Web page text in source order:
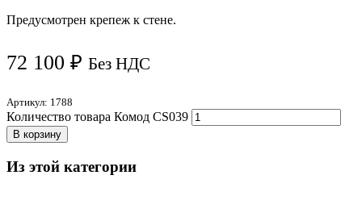
Предусмотрен крепеж к стене.
72 100 ₽ Без НДС
Артикул: 1788
Количество товара Комод CS039
В корзину
Из этой категории